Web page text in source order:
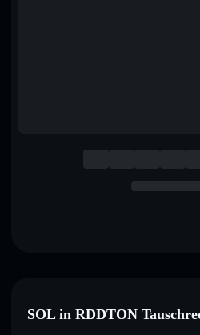
SOL in RDDTON